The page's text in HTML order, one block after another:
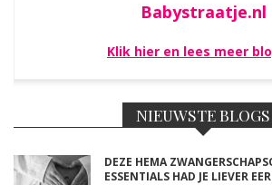
Babystraatje.nl
Klik hier en lees meer
NIEUWSTE BLOGS
DEZE HEMA
ESSENTIALS HAD JE LIEVER